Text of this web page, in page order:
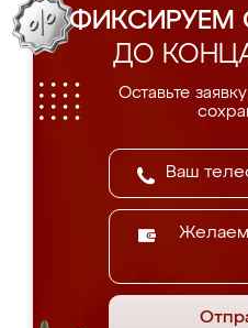
ФИКСИРУЕМ
ДО
Оставьте